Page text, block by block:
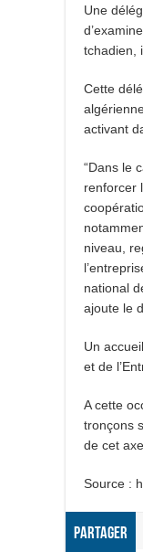
Une
tchadien,
Cette
activant
“Dans le
renforcer
niveau,
national
ajoute le
Un
et de
A cette
tronçons
de cet
Source :
Partager